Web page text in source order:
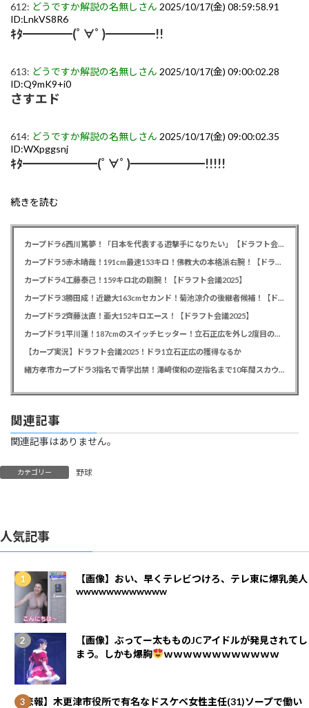
612: どうですか解説の名無しさん 2025/10/17(金) 08:59:58.91
ID:LnkVS8R6
ｷﾀ━━━━(ﾟ∀ﾟ)━━━━!!
613: どうですか解説の名無しさん 2025/10/17(金) 09:00:02.28
ID:Q9mK9+i0
さすエド
614: どうですか解説の名無しさん 2025/10/17(金) 09:00:02.35
ID:WXpggsnj
ｷﾀ━━━━━━(ﾟ∀ﾟ)━━━━━━!!!!!
続きを読む
カープドラ6西川篤夢！「日本を代表する遊撃手になりたい」【ドラフト会議2025】
カープドラ5赤木晴哉！191cm最速153キロ！佛教大の本格派右腕！【ドラフト会議2025】
カープドラ4工藤泰己！159キロ北の剛腕！【ドラフト会議2025】
カープドラ3勝田成！近畿大163cmセカンド！菊池涼介の後継者候補！【ドラフト会議2025】
カープドラ2齊藤汰直！亜大152キロエース！【ドラフト会議2025】
カープドラ1平川蓮！187cmのスイッチヒッター！立石正広を外し2度目の重複も新井監督がクジを引き当てる！【ドラフト会議2025】
【カープ実況】ドラフト会議2025！ドラ1立石正広の獲得なるか
緒方孝市カープドラ3指名で青学出禁！澤﨑俊和の逆指名まで10年間スカウト出禁
関連記事
関連記事はありません。
カテゴリー 野球
人気記事
【画像】おい、早くテレビつけろ、テレ東に爆乳美人
wwwwwwwwwwww
【画像】ぶってー太もものJCアイドルが発見されてし
まう。しかも爆胸
ｗｗｗｗｗｗｗｗｗｗｗｗ
【悲報】木更津市役所で有名なドスケベ女性主任(31)ソープで働い